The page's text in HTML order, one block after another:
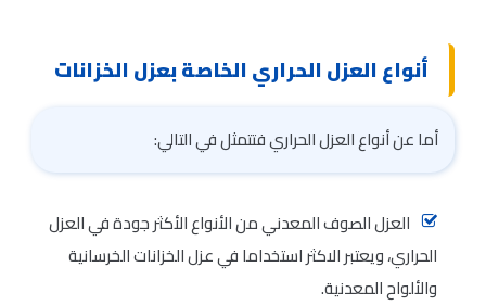
أنواع العزل الحراري الخاصة بعزل الخزانات
أما عن أنواع العزل الحراري فتتمثل في التالي:
العزل الصوف المعدني من الأنواع الأكثر جودة في العزل
الحراري، ويعتبر الاكثر استخداما في عزل الخزانات الخرسانية
والألواح المعدنية.